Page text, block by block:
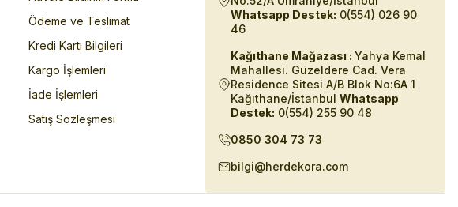
Ödeme ve Teslimat
Kredi Kartı Bilgileri
Kargo İşlemleri
İade İşlemleri
Satış Sözleşmesi
Whatsapp Destek: 0(554) 026 90
46
Kağıthane Mağazası : Yahya Kemal
Mahallesi. Güzeldere Cad. Vera
Residence Sitesi A/B Blok No:6A 1
Kağıthane/İstanbul Whatsapp
Destek: 0(554) 255 90 48
0850 304 73 73
bilgi@herdekora.com